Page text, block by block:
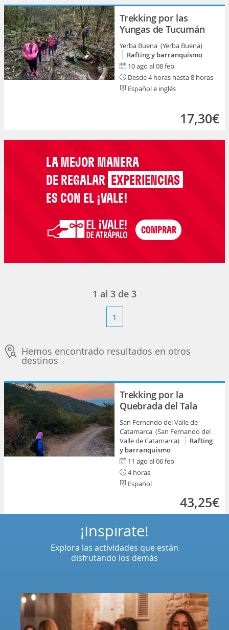
Trekking por las
Yungas de Tucumán
Yerba Buena (Yerba Buena)
Rafting y barranquismo
10 ago al 08 feb
Desde 4 horas hasta 8 horas
Español e inglés
17,30€
LA MEJOR MANERA
DE REGALAR EXPERIENCIAS
ES CON EL ¡VALE!
1 al 3 de 3
1
Hemos encontrado resultados en otros
destinos
Trekking por la
Quebrada del Tala
San Fernando del Valle de
Catamarca (San Fernando del
Valle de Catamarca)
Rafting
y barranquismo
11 ago al 06 feb
4 horas
Español
43,25€
¡Inspírate!
Explora las actividades que están
disfrutando los demás